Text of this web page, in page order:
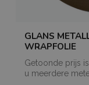
GLANS
WRAPFOLIE
Getoonde prijs
u meerdere